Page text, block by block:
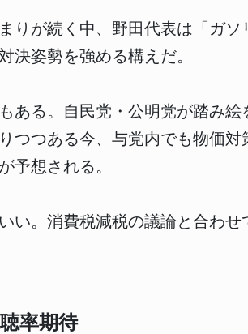
りが続く中、野田代表は「ガ
決姿勢を強める構えだ。
ある。自民党・公明党が踏み
つつある今、与党内でも物価
予想される。
い。消費税減税の議論と合わ
率期待